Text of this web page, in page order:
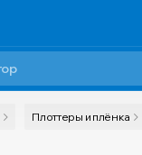
Плоттеры и плёнка